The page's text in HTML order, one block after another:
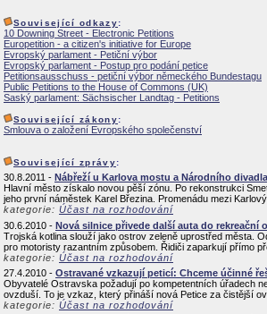
Související odkazy:
10 Downing Street - Electronic Petitions
Europetition - a citizen's initiative for Europe
Evropský parlament - Petiční výbor
Evropský parlament - Postup pro podání petice
Petitionsausschuss - petiční výbor německého Bundestagu
Public Petitions to the House of Commons (UK)
Saský parlament: Sächsischer Landtag - Petitions
Související zákony:
Smlouva o založení Evropského společenství
Související zprávy:
30.8.2011 - Nábřeží u Karlova mostu a Národního
Hlavní město získalo novou pěší zónu. Po rekonstrukci
jeho první náměstek Karel Březina. Promenádu mezi
kategorie: Účast na rozhodování
30.6.2010 - Nová silnice přivede další auta do rekreační
Trojská kotlina slouží jako ostrov zeleně uprostřed města.
pro motoristy razantním způsobem. Řidiči zaparkují přímo
kategorie: Účast na rozhodování
27.4.2010 - Ostravané vzkazují peticí: Chceme účinné
Obyvatelé Ostravska požadují po kompetentních úřadech
ovzduší. To je vzkaz, který přináší nová Petice za čistější
kategorie: Účast na rozhodování